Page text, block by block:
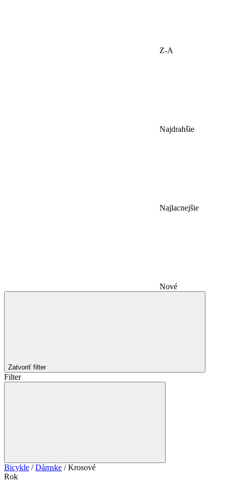
Z-A
Najdrahšie
Najlacnejšie
Nové
Zatvoriť filter
Filter
Bicykle / Dámske / Krosové
Rok